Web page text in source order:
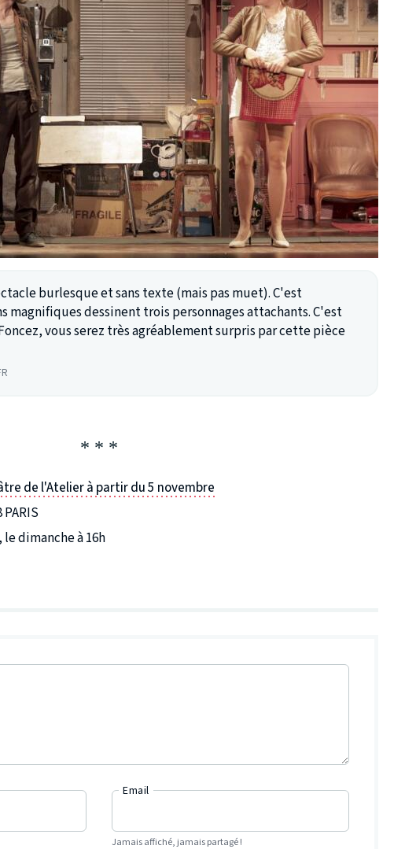
burlesque et sans texte (mais pas muet). C'est
magnifiques dessinent trois personnages attachants. C'est
vous serez très agréablement surpris par cette pièce
de l'Atelier à partir du 5 novembre
dimanche à 16h
Email
Jamais affiché, jamais partagé !